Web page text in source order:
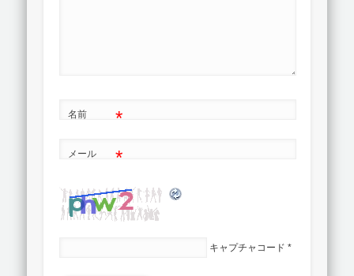
名前 *
メール *
キャプチャコード *